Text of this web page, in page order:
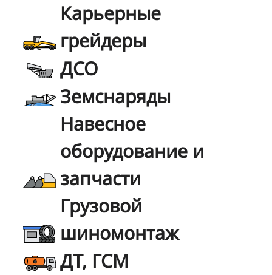
Карьерные
грейдеры
ДСО
Земснаряды
Навесное
оборудование и
запчасти
Грузовой
шиномонтаж
ДТ, ГСМ